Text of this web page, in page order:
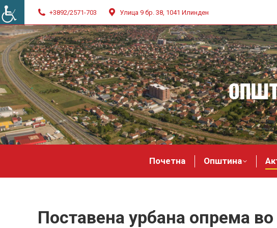
+3892/2571-703 Улица 9 бр. 38, 1041 Илинден
Почетна Општина
Поставена урбана опрема